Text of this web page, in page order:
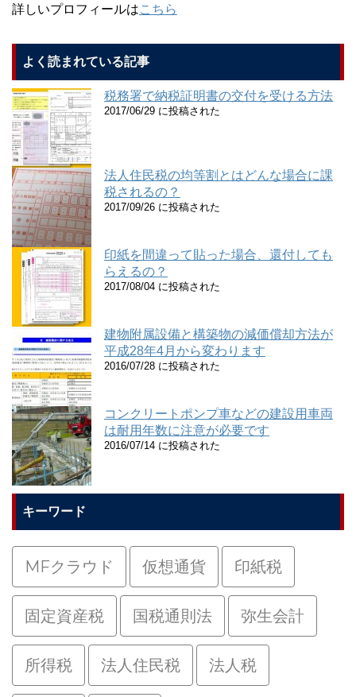
詳しいプロフィールはこちら
よく読まれている記事
税務署で納税証明書の交付を受ける方法
2017/06/29 に投稿された
法人住民税の均等割とはどんな場合に課
税されるの？
2017/09/26 に投稿された
印紙を間違って貼った場合、還付しても
らえるの？
2017/08/04 に投稿された
建物附属設備と構築物の減価償却方法が
平成28年4月から変わります
2016/07/28 に投稿された
コンクリートポンプ車などの建設用車両
は耐用年数に注意が必要です
2016/07/14 に投稿された
キーワード
MFクラウド 仮想通貨 印紙税
固定資産税 国税通則法 弥生会計
所得税 法人住民税 法人税